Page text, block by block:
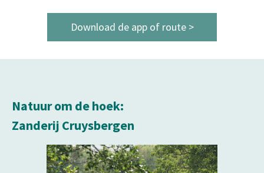
Download de app of route >
Natuur om de hoek:
Zanderij Cruysbergen